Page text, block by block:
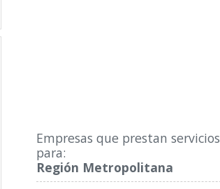
Empresas que prestan servicios
para:
Región Metropolitana